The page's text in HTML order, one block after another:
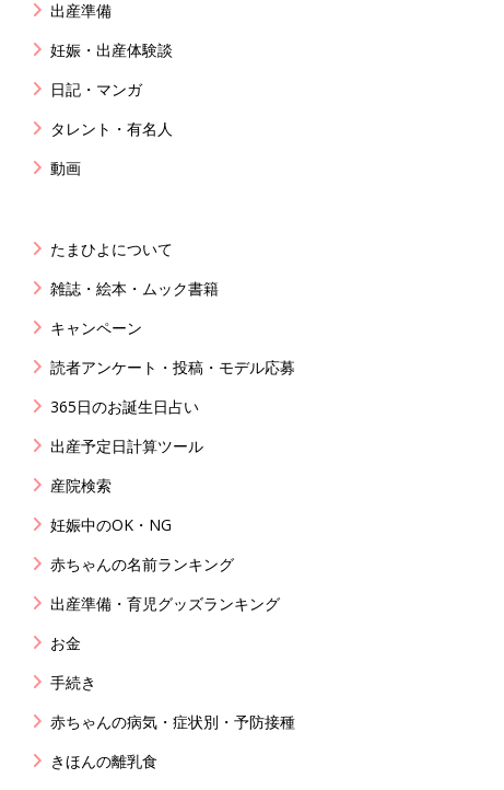
出産準備
妊娠・出産体験談
日記・マンガ
タレント・有名人
動画
たまひよについて
雑誌・絵本・ムック書籍
キャンペーン
読者アンケート・投稿・モデル応募
365日のお誕生日占い
出産予定日計算ツール
産院検索
妊娠中のOK・NG
赤ちゃんの名前ランキング
出産準備・育児グッズランキング
お金
手続き
赤ちゃんの病気・症状別・予防接種
きほんの離乳食